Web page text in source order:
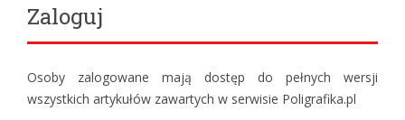
Zaloguj
Osoby zalogowane mają dostęp do pełnych wersji
wszystkich artykułów zawartych w serwisie Poligrafika.pl